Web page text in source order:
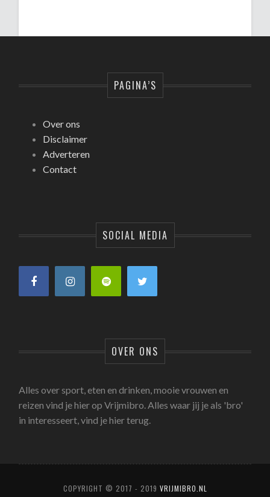
PAGINA’S
Over ons
Disclaimer
Adverteren
Contact
SOCIAL MEDIA
OVER ONS
Alles over sport, eten en drinken, mooie vrouwen en
reizen vind je hier op Vrijmibro. Alles waar jij je als 'bro'
in interesseert, vind je hier terug.
COPYRIGHT © 2017 - 2019 VRIJMIBRO.NL